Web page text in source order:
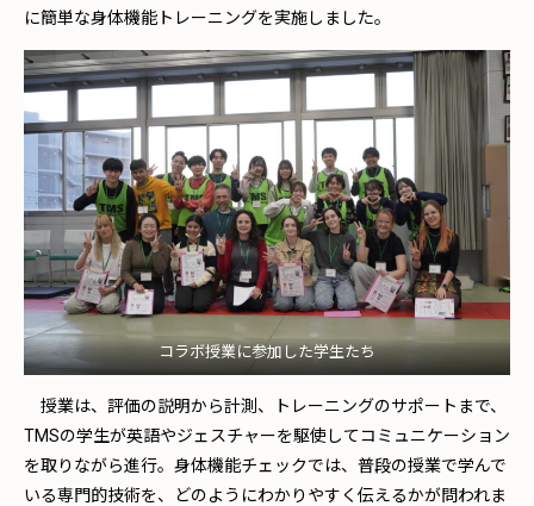
に簡単な身体機能トレーニングを実施しました。
コラボ授業に参加した学生たち
授業は、評価の説明から計測、トレーニングのサポートまで、
TMSの学生が英語やジェスチャーを駆使してコミュニケーション
を取りながら進行。身体機能チェックでは、普段の授業で学んで
いる専門的技術を、どのようにわかりやすく伝えるかが問われま